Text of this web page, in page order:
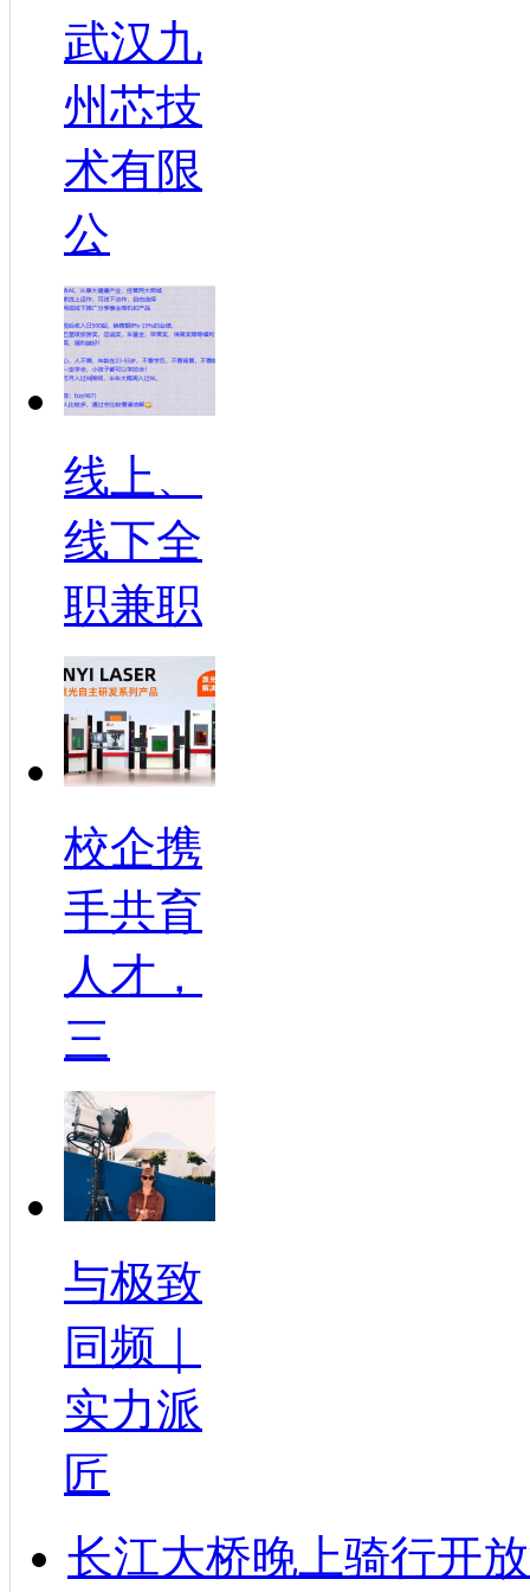
武汉九
州芯技
术有限
公
线上、
线下全
职兼职
校企携
手共育
人才，
三
与极致
同频｜
实力派
匠
长江大桥晚上骑行开